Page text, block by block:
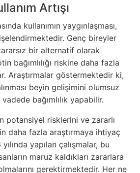
Artışı
kullanımın yaygınlaşması,
Genç bireyler
bir alternatif olarak
bağımlılığı riskine daha fazla
Araştırmalar göstermektedir ki,
beyin gelişimini olumsuz
bağımlılık yapabilir.
potansiyel risklerini ve zararlı
daha fazla araştırmaya ihtiyaç
yapılan çalışmalar, bu
maruz kaldıkları zararlara
gerektirmektedir. Her ne